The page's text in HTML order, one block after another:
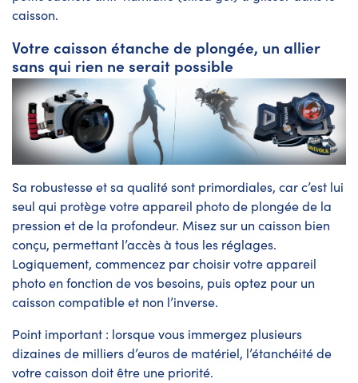
caisson.
Votre caisson étanche de plongée, un allier
sans qui rien ne serait possible
Sa robustesse et sa qualité sont primordiales, car c’est lui
seul qui protège votre appareil photo de plongée de la
pression et de la profondeur. Misez sur un caisson bien
conçu, permettant l’accès à tous les réglages.
Logiquement, commencez par choisir votre appareil
photo en fonction de vos besoins, puis optez pour un
caisson compatible et non l’inverse.
Point important : lorsque vous immergez plusieurs
dizaines de milliers d’euros de matériel, l’étanchéité de
votre caisson doit être une priorité.